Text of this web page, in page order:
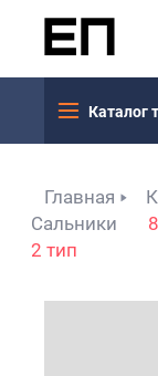
Каталог
Главная
Сальники
2 тип